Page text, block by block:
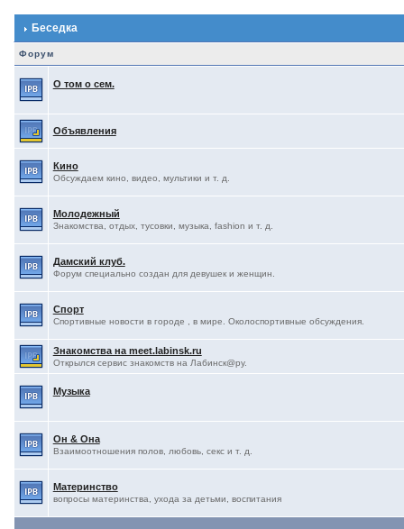
Беседка
Форум
О том о сем.
Объявления
Кино
Обсуждаем кино, видео, мультики и т. д.
Молодежный
Знакомства, отдых, тусовки, музыка, fashion и т. д.
Дамский клуб.
Форум специально создан для девушек и женщин.
Спорт
Спортивные новости в городе , в мире. Околоспортивные обсуждения.
Знакомства на meet.labinsk.ru
Открылся сервис знакомств на Лабинск@ру.
Музыка
Он & Она
Взаимоотношения полов, любовь, секс и т. д.
Материнство
вопросы материнства, ухода за детьми, воспитания